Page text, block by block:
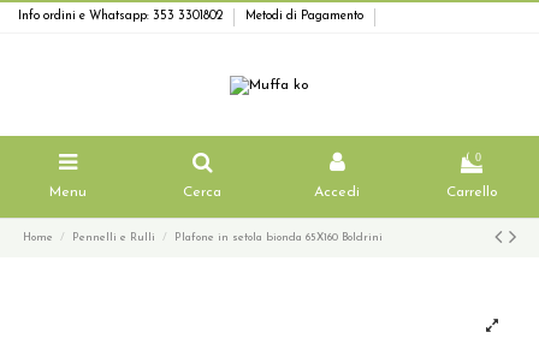
Info ordini e Whatsapp: 353 3301802 Metodi di Pagamento
Menu Cerca Accedi
0
Carrello
Home Pennelli e Rulli Plafone in setola bionda 65X160 Boldrini